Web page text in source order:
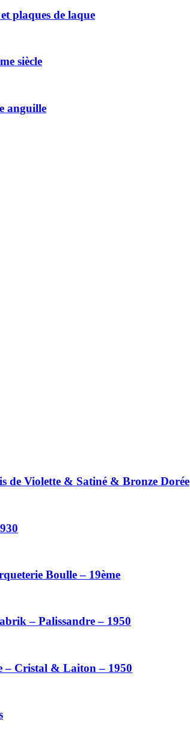
plaques de laque
siècle
anguille
de Violette & Satiné & Bronze Dorée
Boulle – 19ème
– Palissandre – 1950
– Cristal & Laiton – 1950